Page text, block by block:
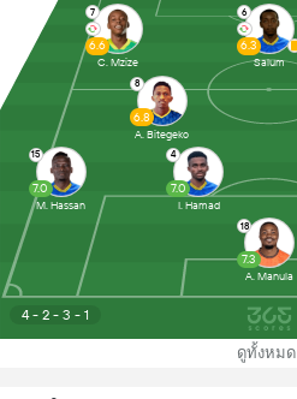
4 - 2 - 3 - 1
18
7.3
A. Manula
15
7.0
M. Hassan
4
7.0
I. Hamad
8
6.8
A. Bitegeko
7
6.6
C. Mzize
6
6.3
Salum
ดูทั้งหมด